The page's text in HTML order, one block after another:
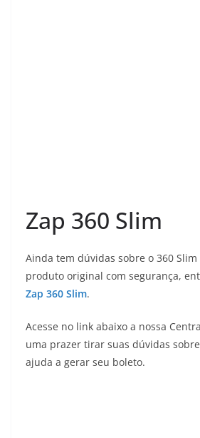
Zap 360 Slim
Ainda tem dúvidas sobre o 360
produto original com segurança,
Zap 360 Slim.
Acesse no link abaixo a nossa
uma prazer tirar suas dúvidas
ajuda a gerar seu boleto.